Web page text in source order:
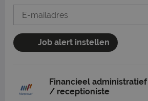
Job alert instellen
Financieel
/ receptioniste